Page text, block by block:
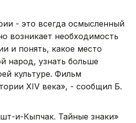
- это всегда осмысленный
возникает необходимость
и понять, какое место
народ, узнать больше
культуре. Фильм
XIV века», - сообщил Б.
и-Кыпчак. Тайные знаки»